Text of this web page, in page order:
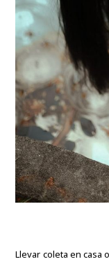
Llevar coleta en casa